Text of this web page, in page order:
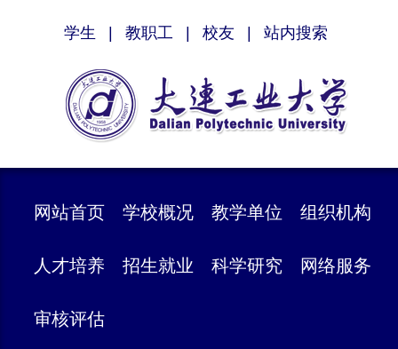
学生 教职工 校友 站内搜索
网站首页 学校概况 教学单位 组织机构
人才培养 招生就业 科学研究 网络服务
审核评估